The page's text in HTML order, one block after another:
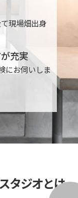
現場畑出身
充実
にお伺いしま
タジオとは